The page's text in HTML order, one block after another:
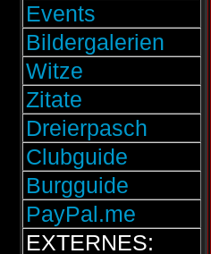
Events
Bildergalerien
Witze
Zitate
Dreierpasch
Clubguide
Burgguide
PayPal.me
EXTERNES: